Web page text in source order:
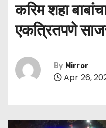
करिम शहा
एकत्रितपणे
By Mirror
Apr 26,